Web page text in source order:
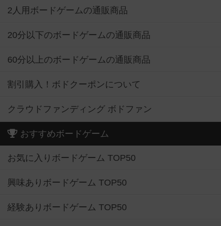
2人用ボードゲームの通販商品
20分以下のボードゲームの通販商品
60分以上のボードゲームの通販商品
割引購入！ボドクーポンについて
クラウドファンディング ボドファン
おすすめボードゲーム
お気に入りボードゲーム TOP50
興味ありボードゲーム TOP50
経験ありボードゲーム TOP50